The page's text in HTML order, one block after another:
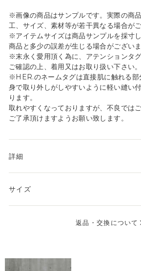
※画像の商品はサンプルです。実際の商
工、サイズ、素材等が若干異なる場合がご
※アイテムサイズは商品サンプルを採寸
商品と多少の誤差が生じる場合がございま
※末永く愛用頂く為に、アテンションタ
ご確認の上、着用又はお取り扱い下さい。
※HER.のネームタグは直接肌に触れる部
身で取り外しがしやすいように軽い縫い
ります。
取れやすくなっておりますが、不良では
ご了承頂けますようお願い致します。
詳細
サイズ
返品・交換について